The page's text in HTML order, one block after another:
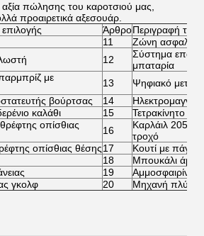
πώλησης του καροτσιού μας,
προαιρετικά αξεσουάρ.
ΆρθροΠεριγραφή της
11
Ζώνη
12
Σύστημα
μπαταρία
με
13
Ψηφιακό
βούρτσας 14
καλάθι 15
Τετρακίνητο
οπίσθιας
16
Καρλάιλ 205/
τροχό
οπίσθιας θέσης17
Κουτί με πάγο
18
Μπουκάλι
19
Αμμοσφαιρίνη
γκολφ 20 Μηχανή